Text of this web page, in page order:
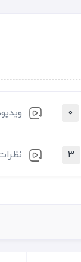
0
3